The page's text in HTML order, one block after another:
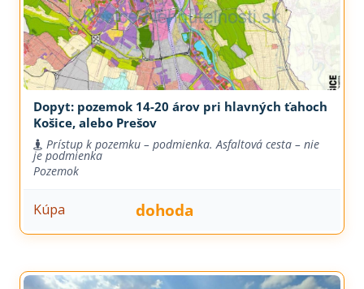
Dopyt: pozemok 14-20 árov pri hlavných ťahoch
Košice, alebo Prešov
Prístup k pozemku – podmienka. Asfaltová cesta – nie
je podmienka
Pozemok
Kúpa dohoda